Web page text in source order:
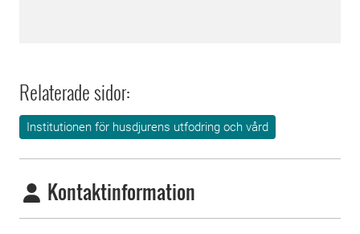
Relaterade sidor:
Institutionen för husdjurens utfodring och vård
Kontaktinformation